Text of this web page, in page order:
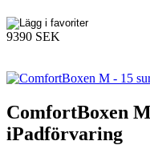
9390 SEK
ComfortBoxen
iPadförvaring